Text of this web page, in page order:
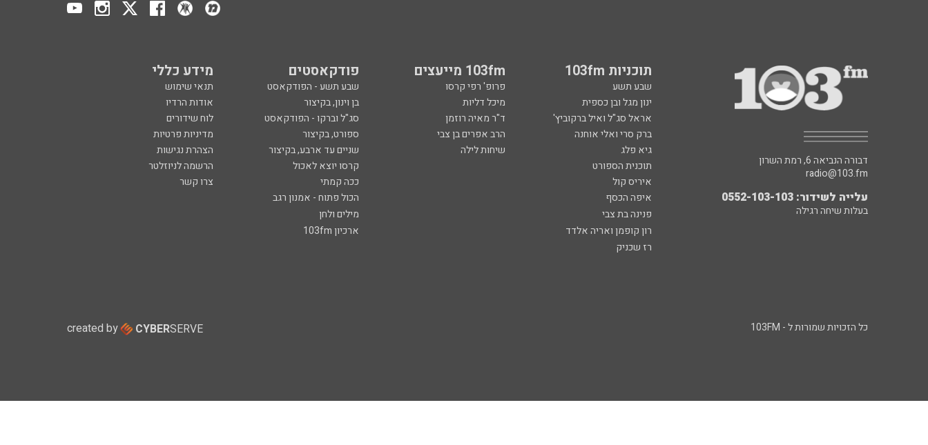
תוכניות 103fm 103fm מייעצים פודקאסטים מידע כללי
שבע תשע פרופ' רפי קרסו שבע תשע - הפודקאסט
תנאי שימוש
ינון מגל ובן כספית
מיכל דליות בן וינון, בקיצור
אודות הרדיו
אראל סג"ל ואיל ברקוביץ'
ד"ר מאיה רוזמן סג"ל וברקו - הפודקאסט
לוח שידורים
ברק סרי ואלי אוחנה
הרב אפרים בן צבי ספורט, בקיצור
מדיניות פרטיות
גיא פלג
שיחות לילה שניים עד ארבע, בקיצור
הצהרת נגישות
תוכנית הספורט
קרסו יוצא לאכול
הרשמה לניוזלטר
איריס קול
ככה קמתי
צרו קשר
איפה הכסף
הכול פתוח - אמנון רגב
פנינה בת צבי
מילים ולחן
רון קופמן ואריה אלדד
ארכיון 103fm
רז שכניק
דבורה הנביאה 6, רמת השרון
radio@103.fm
עלייה לשידור: 0552-103-103
בעלות שיחה רגילה
כל הזכויות שמורות ל - 103FM created by CYBERSERVE